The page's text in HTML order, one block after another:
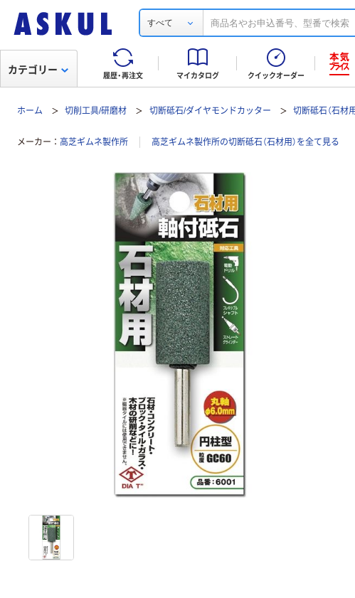
すべて
履歴・再注文 マイカタログ クイックオーダー
カテゴリー
ホーム 切削工具/研磨材 切断砥石/ダイヤモンドカッター 切断砥石（石材用
メーカー 高芝ギムネ製作所 高芝ギムネ製作所の切断砥石（石材用）を全て見る